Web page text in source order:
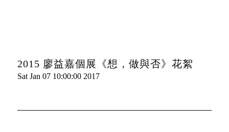
2015 廖益嘉個展《想，做與否》花絮
Sat Jan 07 10:00:00 2017